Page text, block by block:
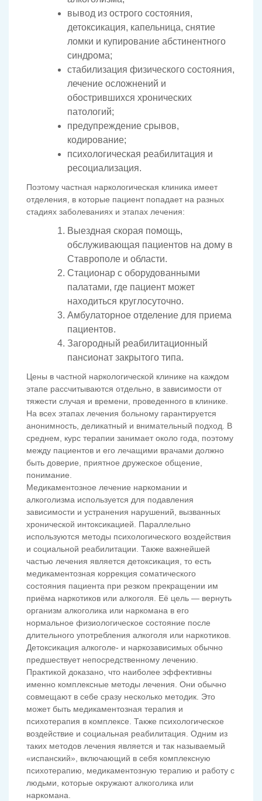
вывод из острого состояния,
детоксикация, капельница, снятие
ломки и купирование абстинентного
синдрома;
стабилизация физического состояния,
лечение осложнений и
обострившихся хронических
патологий;
предупреждение срывов,
кодирование;
психологическая реабилитация и
ресоциализация.
Поэтому частная наркологическая клиника имеет
отделения, в которые пациент попадает на разных
стадиях заболеваниях и этапах лечения:
Выездная скорая помощь,
обслуживающая пациентов на дому в
Ставрополе и области.
Стационар с оборудованными
палатами, где пациент может
находиться круглосуточно.
Амбулаторное отделение для приема
пациентов.
Загородный реабилитационный
пансионат закрытого типа.
Цены в частной наркологической клинике на каждом
этапе рассчитываются отдельно, в зависимости от
тяжести случая и времени, проведенного в клинике.
На всех этапах лечения больному гарантируется
анонимность, деликатный и внимательный подход. В
среднем, курс терапии занимает около года, поэтому
между пациентов и его лечащими врачами должно
быть доверие, приятное дружеское общение,
понимание.
Медикаментозное лечение наркомании и
алкоголизма используется для подавления
зависимости и устранения нарушений, вызванных
хронической интоксикацией. Параллельно
используются методы психологического воздействия
и социальной реабилитации. Также важнейшей
частью лечения является детоксикация, то есть
медикаментозная коррекция соматического
состояния пациента при резком прекращении им
приёма наркотиков или алкоголя. Её цель — вернуть
организм алкоголика или наркомана в его
нормальное физиологическое состояние после
длительного употребления алкоголя или наркотиков.
Детоксикация алкоголе- и наркозависимых обычно
предшествует непосредственному лечению.
Практикой доказано, что наиболее эффективны
именно комплексные методы лечения. Они обычно
совмещают в себе сразу несколько методик. Это
может быть медикаментозная терапия и
психотерапия в комплексе. Также психологическое
воздействие и социальная реабилитация. Одним из
таких методов лечения является и так называемый
«испанский», включающий в себя комплексную
психотерапию, медикаментозную терапию и работу с
людьми, которые окружают алкоголика или
наркомана.